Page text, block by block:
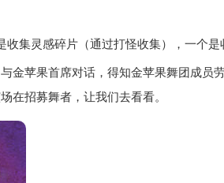
集灵感碎片（通过打怪收集），一个是
金苹果首席对话，得知金苹果舞团成
在招募舞者，让我们去看看。